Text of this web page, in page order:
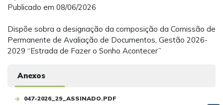
Publicado em 08/06/2026
Dispõe sobra a designação da composição da Comissão de
Permanente de Avaliação de Documentos, Gestão 2026-
2029 “Estrada de Fazer o Sonho Acontecer”
Anexos
047-2026_29_ASSINADO.PDF